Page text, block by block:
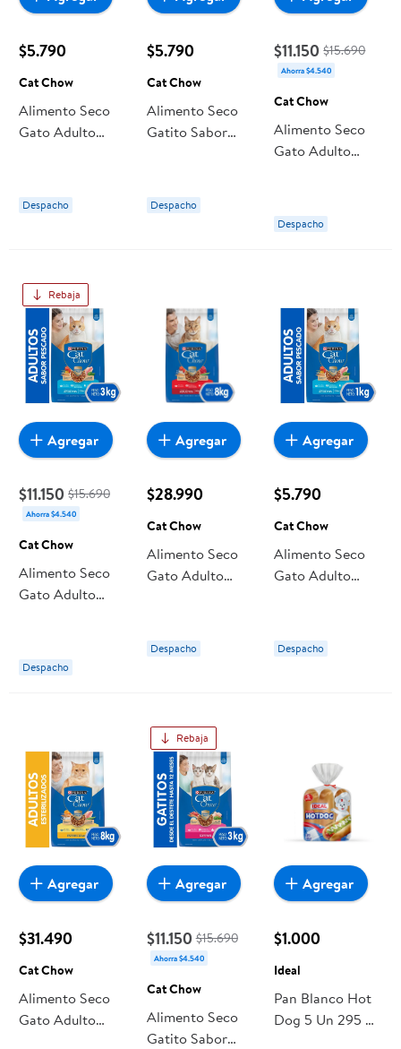
$5.790
Cat Chow
Alimento Seco
Gato Adulto
Kg Cat Chow
Despacho
$5.790
Cat Chow
Alimento Seco
Gatito Sabor
Despacho
$11.150 $15.690
Ahorra $4.540
Cat Chow
Alimento Seco
Gato Adulto
Chow
Despacho
Rebaja
$11.150 $15.690
Ahorra $4.540
Cat Chow
Alimento Seco
Gato Adulto
Chow
Despacho
Agregar
$28.990
Cat Chow
Alimento Seco
Gato Adulto
Chow
Despacho
Agregar
$5.790
Cat Chow
Alimento Seco
Gato Adulto
Chow
Despacho
Agregar
$31.490
Cat Chow
Alimento Seco
Gato Adulto
Agregar
Rebaja
$11.150 $15.690
Ahorra $4.540
Cat Chow
Alimento Seco
Gatito Sabor
Agregar
$1.000
Ideal
Pan Blanco Hot
Dog 5 Un 295 g
Agregar